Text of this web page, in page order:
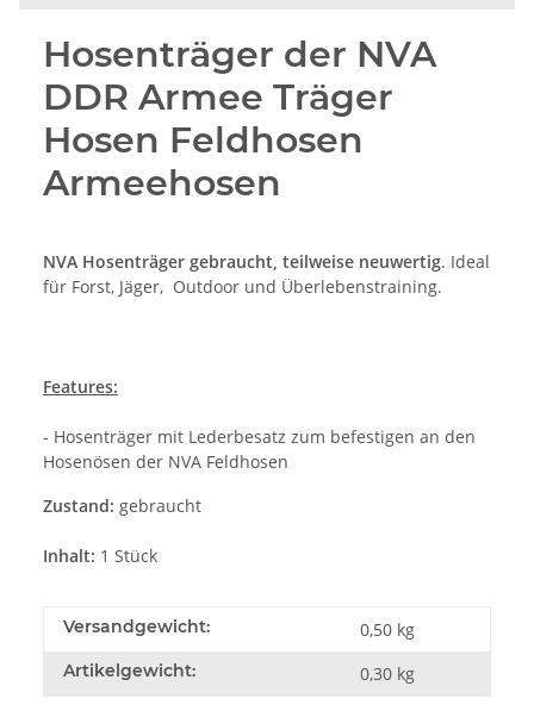
Hosenträger der NVA
DDR Armee Träger
Hosen Feldhosen
Armeehosen
NVA Hosenträger gebraucht, teilweise neuwertig. Ideal
für Forst, Jäger, Outdoor und Überlebenstraining.
Features:
- Hosenträger mit Lederbesatz zum befestigen an den
Hosenösen der NVA Feldhosen
Zustand: gebraucht
Inhalt: 1 Stück
Versandgewicht: 0,50 kg
Artikelgewicht: 0,30 kg